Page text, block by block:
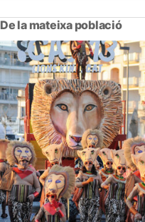
De la mateixa població